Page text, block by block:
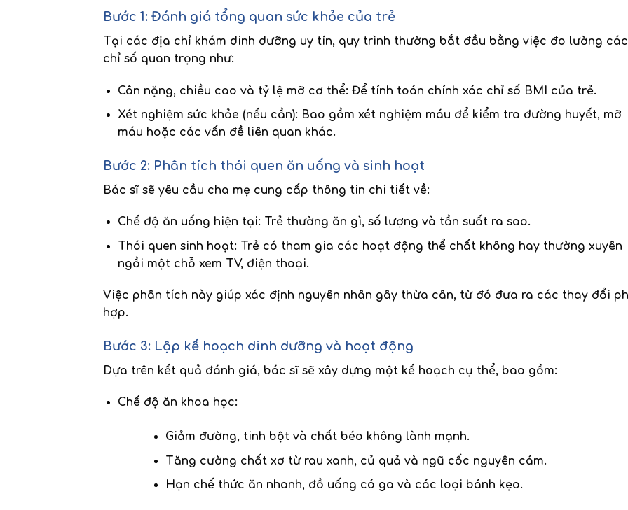
Bước 1: Đánh giá tổng quan sức khỏe của trẻ
Tại các địa chỉ khám dinh dưỡng uy tín, quy trình thường bắt đầu bằng việc đo lường các
chỉ số quan trọng như:
Cân nặng, chiều cao và tỷ lệ mỡ cơ thể: Để tính toán chính xác chỉ số BMI của trẻ.
Xét nghiệm sức khỏe (nếu cần): Bao gồm xét nghiệm máu để kiểm tra đường huyết, mỡ
máu hoặc các vấn đề liên quan khác.
Bước 2: Phân tích thói quen ăn uống và sinh hoạt
Bác sĩ sẽ yêu cầu cha mẹ cung cấp thông tin chi tiết về:
Chế độ ăn uống hiện tại: Trẻ thường ăn gì, số lượng và tần suất ra sao.
Thói quen sinh hoạt: Trẻ có tham gia các hoạt động thể chất không hay thường xuyên
ngồi một chỗ xem TV, điện thoại.
Việc phân tích này giúp xác định nguyên nhân gây thừa cân, từ đó đưa ra các thay đổi
hợp.
Bước 3: Lập kế hoạch dinh dưỡng và hoạt động
Dựa trên kết quả đánh giá, bác sĩ sẽ xây dựng một kế hoạch cụ thể, bao gồm:
Chế độ ăn khoa học:
Giảm đường, tinh bột và chất béo không lành mạnh.
Tăng cường chất xơ từ rau xanh, củ quả và ngũ cốc nguyên cám.
Hạn chế thức ăn nhanh, đồ uống có ga và các loại bánh kẹo.